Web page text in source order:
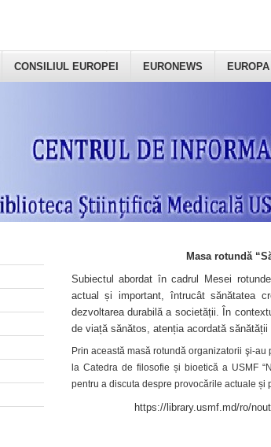
CONSILIUL EUROPEI EURONEWS
Masa rotundă
Subiectul abordat în cadrul Mesei
actual și important, întrucât sănătatea
dezvoltarea durabilă a societății. În
de viață sănătos, atenția acordată
Prin această masă rotundă organizatorii şi-
la Catedra de filosofie și bioetică a USMF
pentru a discuta despre provocările actuale
https://library.usmf.md/ro/